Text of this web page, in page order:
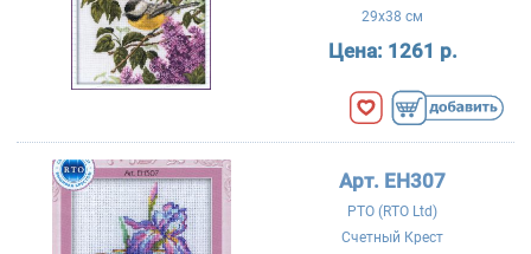
29x38 см
Цена: 1261 р.
Арт. EH307
РТО (RTO Ltd)
Счетный Крест